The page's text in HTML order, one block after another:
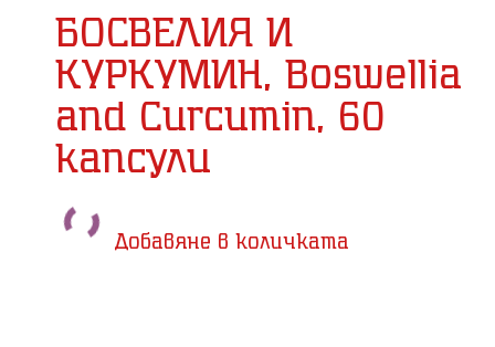
БОСВЕЛИЯ И
КУРКУМИН, Boswellia
and Curcumin, 60
капсули
Добавяне в количката